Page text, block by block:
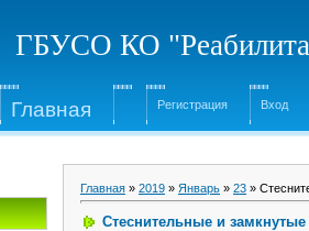
ГБУСО КО
Главная Регистрация Вход
Главная » 2019 » Январь » 23 »
Стеснительные и замкнутые